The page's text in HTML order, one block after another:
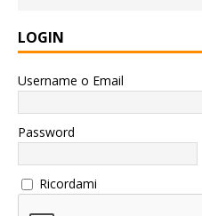
LOGIN
Username o Email
Password
Ricordami